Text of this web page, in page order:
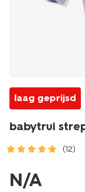
laag geprijsd
babytrui
(12)
truien-
vesten/babytrui-
N/A